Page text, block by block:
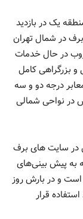
یک در بازدید
در شمال تهران
در حال خدمات
و بزرگراهی کامل
درجه دو و سه
نواحی شمالی
شن مخصوص در سایت های برف
به پیش بینی‌های
شده است و در بارش روز
استفاده قرار